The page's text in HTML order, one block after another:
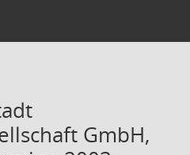
GmbH,